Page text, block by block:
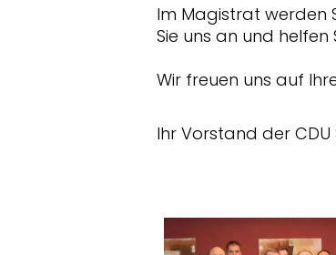
Im Magistrat werden
Sie uns an und
Wir freuen uns auf
Ihr Vorstand der CDU